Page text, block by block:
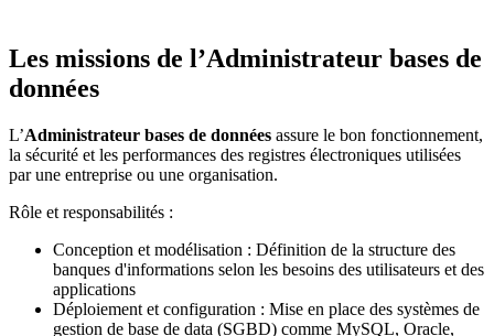
Les missions de l’Administrateur bases de
données
L’Administrateur bases de données assure le bon fonctionnement,
la sécurité et les performances des registres électroniques utilisées
par une entreprise ou une organisation.
Rôle et responsabilités :
Conception et modélisation : Définition de la structure des
banques d'informations selon les besoins des utilisateurs et des
applications
Déploiement et configuration : Mise en place des systèmes de
gestion de base de data (SGBD) comme MySQL, Oracle,